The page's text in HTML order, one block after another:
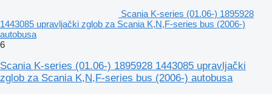
Scania K-series (01.06-) 1895928
1443085 upravljački zglob za Scania K,N,F-series bus (2006-)
autobusa
6
Scania K-series (01.06-) 1895928 1443085 upravljački
zglob za Scania K,N,F-series bus (2006-) autobusa